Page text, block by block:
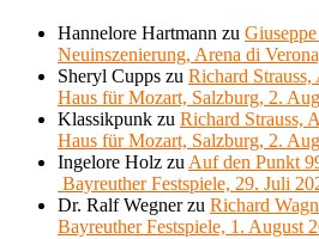
Hannelore Hartmann zu
Neuinszenierung, Arena di
Sheryl Cupps zu Richard
Haus für Mozart, Salzburg, 2.
Klassikpunk zu Richard Strauss,
Haus für Mozart, Salzburg, 2.
Ingelore Holz zu Auf den Punkt
Bayreuther Festspiele, 29. Juli
Dr. Ralf Wegnerzu Richard
Bayreuther Festspiele, 1. August